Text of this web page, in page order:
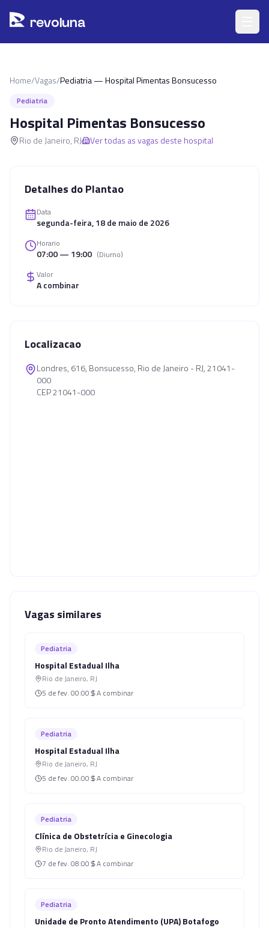
revoluna
Home/Vagas/Pediatria — Hospital Pimentas Bonsucesso
Pediatria
Hospital Pimentas Bonsucesso
Rio de Janeiro, RJ Ver todas as vagas deste hospital
Detalhes do Plantao
Data
segunda-feira, 18 de maio de 2026
Horario
07:00 — 19:00 (Diurno)
Valor
A combinar
Localizacao
Londres, 616, Bonsucesso, Rio de Janeiro - RJ, 21041-
000
CEP 21041-000
Vagas similares
Pediatria
Hospital Estadual Ilha
Rio de Janeiro, RJ
5 de fev. 00:00 A combinar
Pediatria
Hospital Estadual Ilha
Rio de Janeiro, RJ
5 de fev. 00:00 A combinar
Pediatria
Clínica de Obstetrícia e Ginecologia
Rio de Janeiro, RJ
7 de fev. 08:00 A combinar
Pediatria
Unidade de Pronto Atendimento (UPA) Botafogo